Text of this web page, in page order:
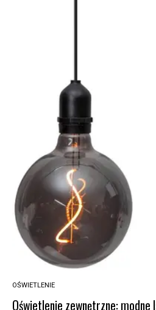
OŚWIETLENIE
Oświetlenie zewnętrzne: